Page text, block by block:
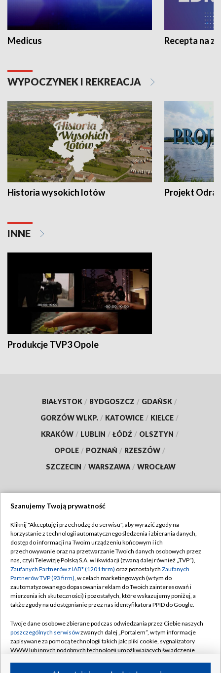
Medicus Recepta na
WYPOCZYNEK I REKREACJA
Historia wysokich lotów Projekt Odra
INNE
Produkcje TVP3 Opole
BIAŁYSTOK / BYDGOSZCZ / GDAŃSK /
GORZÓW WLKP. / KATOWICE / KIELCE /
KRAKÓW / LUBLIN / ŁÓDŹ / OLSZTYN /
OPOLE / POZNAŃ / RZESZÓW /
SZCZECIN / WARSZAWA / WROCŁAW
TVP
Abonament TVP
Emisja w TVP
Centrum informacji TVP
Naziemna Telewizja Cyfrowa
Rada Programowa
System NOS
Informacje o nadawcy
Regulamin TVP
Polityka prywatności
Moje zgody
Pomoc
Kontakt
Kanały
Szanujemy Twoją prywatność
Kliknij "Akceptuję i przechodzę do serwisu", aby wyrazić zgody na
korzystanie z technologii automatycznego śledzenia i zbierania danych,
dostęp do informacji na Twoim urządzeniu końcowym i ich
przechowywanie oraz na przetwarzanie Twoich danych osobowych przez
nas, czyli Telewizję Polską S.A. w likwidacji (zwaną dalej również „TVP”),
Zaufanych Partnerów z IAB* (1201 firm) oraz pozostałych Zaufanych
Partnerów TVP (93 firm), w celach marketingowych (w tym do
zautomatyzowanego dopasowania reklam do Twoich zainteresowań i
mierzenia ich skuteczności) i pozostałych, które wskazujemy poniżej, a
także zgody na udostępnianie przez nas identyfikatora PPID do Google.
Twoje dane osobowe zbierane podczas odwiedzania przez Ciebie naszych
poszczególnych serwisówzwanych dalej „Portalem”, w tym informacje
zapisywane za pomocą technologii takich jak: pliki cookie, sygnalizatory
WWW lub innych podobnych technologii umożliwiających świadczenie